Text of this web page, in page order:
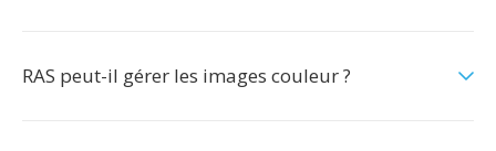
RAS peut-il gérer les images couleur ?